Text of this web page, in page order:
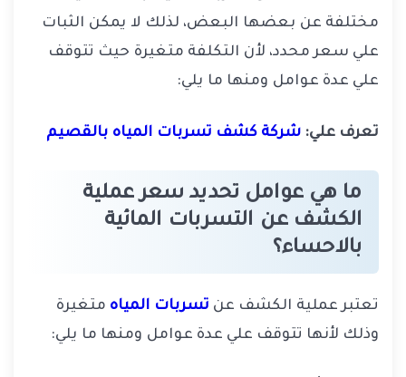
مختلفة عن بعضها البعض، لذلك لا يمكن الثبات
علي سعر محدد، لأن التكلفة متغيرة حيث تتوقف
علي عدة عوامل ومنها ما يلي:
تعرف علي: شركة كشف تسربات المياه بالقصيم
ما هي عوامل تحديد سعر عملية
الكشف عن التسربات المائية
بالاحساء؟
تعتبر عملية الكشف عن تسربات المياه متغيرة
وذلك لأنها تتوقف علي عدة عوامل ومنها ما يلي: